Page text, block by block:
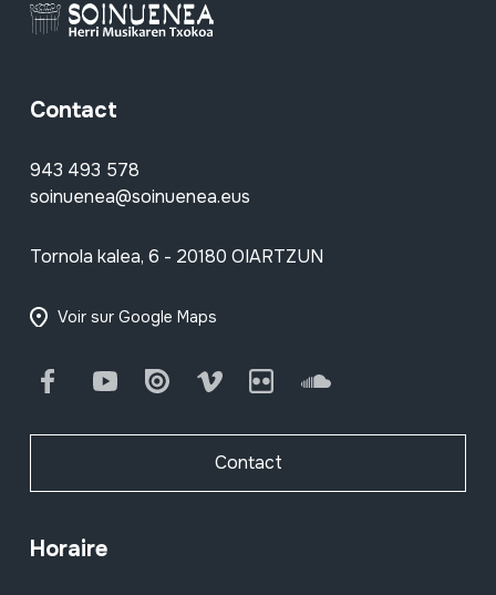
Contact
943 493 578
soinuenea@soinuenea.eus
Tornola kalea, 6 - 20180 OIARTZUN
Voir sur Google Maps
FacebookYoutube Issuu Vimeo Flickr SoundCloud
Contact
Horaire